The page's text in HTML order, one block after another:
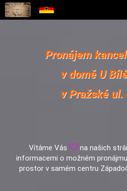
Pronájem
v domě U
v Pražské ul.
Vítáme Vás
na našich
informacemi o možném
prostor v samém centru